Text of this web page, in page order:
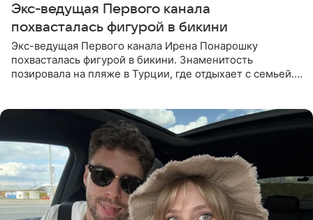
Экс-ведущая Первого канала
похвасталась фигурой в бикини
Экс-ведущая Первого канала Ирена Понарошку
похвасталась фигурой в бикини. Знаменитость
позировала на пляже в Турции, где отдыхает с семьей.